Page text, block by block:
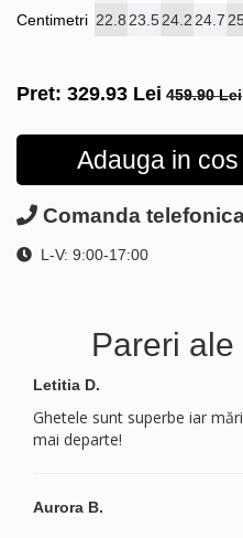
Centimetri 22.8 23.524.2 24.7
Pret: 329.93 Lei 459.90 Lei
Adauga in cos
Comanda
L-V: 9:00-17:00
Pareri
Letitia D.
Ghetele sunt superbe iar
mai departe!
Aurora B.